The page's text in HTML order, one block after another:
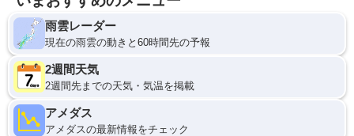
雨雲レーダー
現在の雨雲の動きと60時間先の予報
2週間天気
2週間先までの天気・気温を掲載
アメダス
アメダスの最新情報をチェック